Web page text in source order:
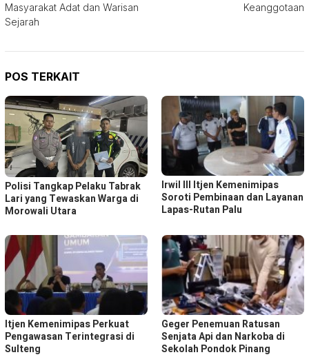
Masyarakat Adat dan Warisan
Sejarah
Keanggotaan
POS TERKAIT
Polisi Tangkap Pelaku Tabrak
Lari yang Tewaskan Warga di
Morowali Utara
Irwil III Itjen Kemenimipas
Soroti Pembinaan dan Layanan
Lapas-Rutan Palu
Itjen Kemenimipas Perkuat
Pengawasan Terintegrasi di
Sulteng
Geger Penemuan Ratusan
Senjata Api dan Narkoba di
Sekolah Pondok Pinang